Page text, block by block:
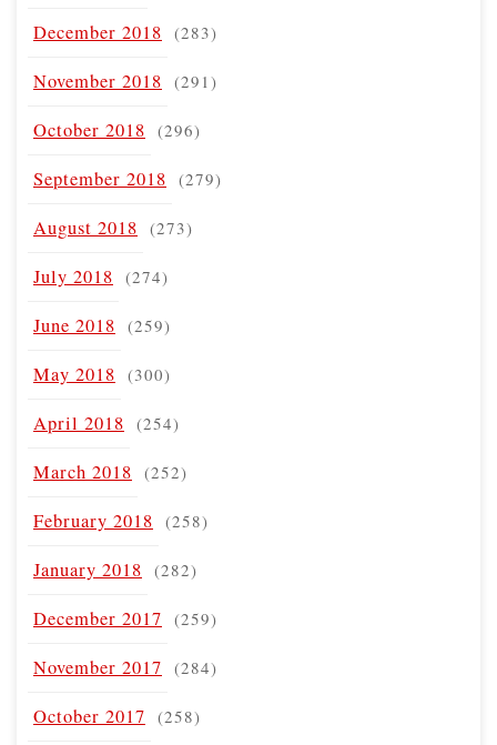
December 2018 (283)
November 2018 (291)
October 2018 (296)
September 2018 (279)
August 2018 (273)
July 2018 (274)
June 2018 (259)
May 2018 (300)
April 2018 (254)
March 2018 (252)
February 2018 (258)
January 2018 (282)
December 2017 (259)
November 2017 (284)
October 2017 (258)